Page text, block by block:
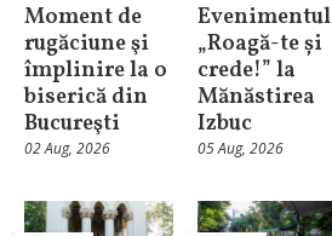
Moment de
rugăciune şi
împlinire la o
biserică din
Bucureşti
02 Aug, 2026
Evenimentul
„Roagă-te și
crede!” la
Mănăstirea
Izbuc
05 Aug, 2026